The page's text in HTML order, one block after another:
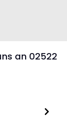
an 02522